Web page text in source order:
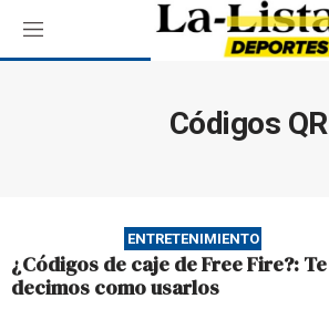
M
e
Códigos QR
ENTRETENIMIENTO
¿Códigos de caje de Free Fire?: Te
decimos como usarlos